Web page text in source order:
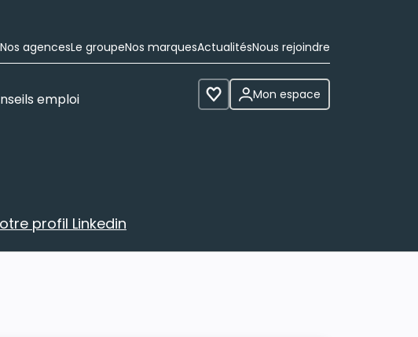
Nos agencesLe groupeNos marquesActualitésNous rejoindre
emploi Voir les favoris
Mon espace
avec votre profil Linkedin
profil Linkedin